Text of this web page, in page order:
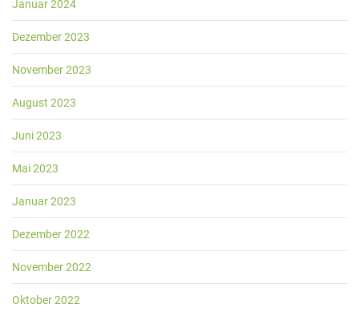
Januar 2024
Dezember 2023
November 2023
August 2023
Juni 2023
Mai 2023
Januar 2023
Dezember 2022
November 2022
Oktober 2022